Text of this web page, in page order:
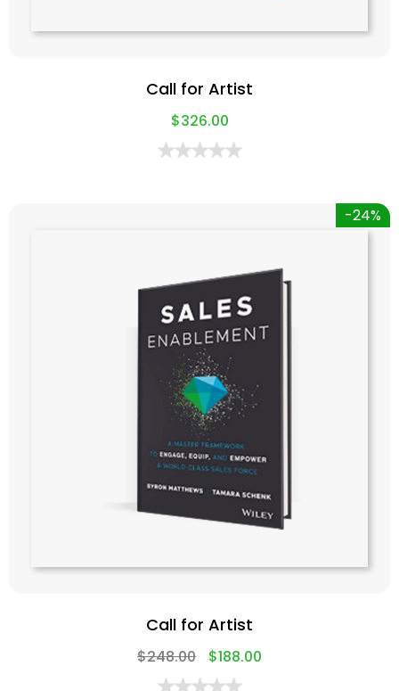
Call for Artist
$326.00
-24%
Call for Artist
$248.00 $188.00